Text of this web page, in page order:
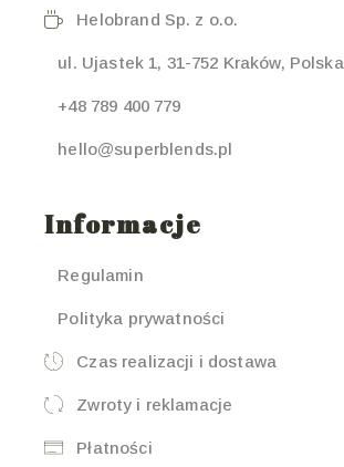
Helobrand Sp. z o.o.
ul. Ujastek 1, 31-752 Kraków, Polska
+48 789 400 779
hello@superblends.pl
Informacje
Regulamin
Polityka prywatności
Czas realizacji i dostawa
Zwroty i reklamacje
Płatności